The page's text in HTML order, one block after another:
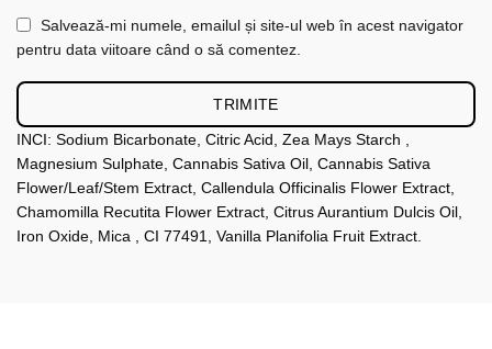
Salvează-mi numele, emailul și site-ul web în acest navigator
pentru data viitoare când o să comentez.
INCI: Sodium Bicarbonate, Citric Acid, Zea Mays Starch ,
Magnesium Sulphate, Cannabis Sativa Oil, Cannabis Sativa
Flower/Leaf/Stem Extract, Callendula Officinalis Flower Extract,
Chamomilla Recutita Flower Extract, Citrus Aurantium Dulcis Oil,
Iron Oxide, Mica , CI 77491, Vanilla Planifolia Fruit Extract.